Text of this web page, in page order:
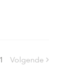
1 Volgende